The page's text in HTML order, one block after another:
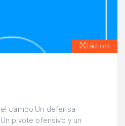
Tácticos
campo.Un defensa
pivote ofensivo y un